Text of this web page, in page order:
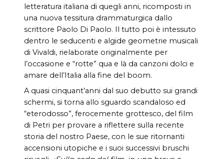
letteratura italiana di quegli anni, ricomposti in
una nuova tessitura drammaturgica dallo
scrittore Paolo Di Paolo. Il tutto poi è intessuto
dentro le seducenti e algide geometrie musicali
di Vivaldi, rielaborate originalmente per
l’occasione e “rotte” qua e là da canzoni dolci e
amare dell’Italia alla fine del boom.
A quasi cinquant’anni dal suo debutto sui grandi
schermi, si torna allo sguardo scandaloso ed
“eterodosso”, ferocemente grottesco, del film
di Petri per provare a riflettere sulla recente
storia del nostro Paese, con le sue ritornanti
accensioni utopiche e i suoi successivi bruschi